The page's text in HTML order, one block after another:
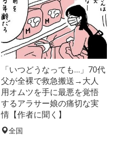
「いつどうなっても…」70代
父が全裸で救急搬送→大人
用オムツを手に最悪を覚悟
するアラサー娘の痛切な実
情【作者に聞く】
全国